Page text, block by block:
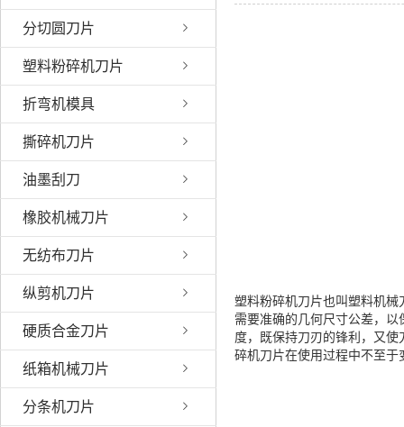
分切圆刀片
塑料粉碎机刀片
折弯机模具
撕碎机刀片
油墨刮刀
橡胶机械刀片
无纺布刀片
纵剪机刀片
硬质合金刀片
纸箱机械刀片
分条机刀片
塑料粉碎机刀片也叫塑料机
需要准确的几何尺寸公差，
度，既保持刀刃的锋利，又
碎机刀片在使用过程中不至于